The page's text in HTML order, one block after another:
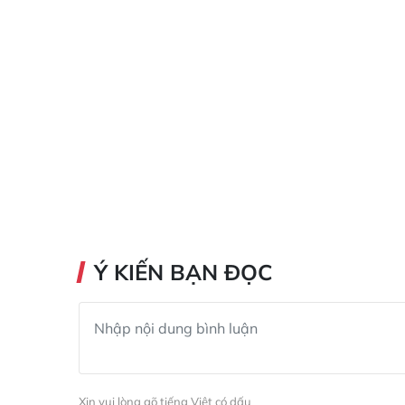
Ý KIẾN BẠN ĐỌC
Xin vui lòng gõ tiếng Việt có dấu